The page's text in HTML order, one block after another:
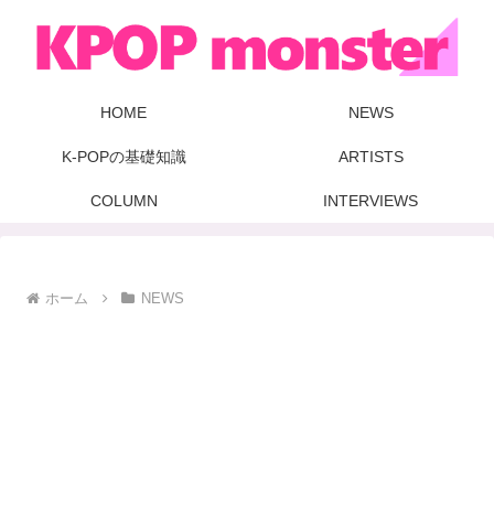
HOME NEWS
K-POPの基礎知識 ARTISTS
COLUMN INTERVIEWS
ホーム NEWS